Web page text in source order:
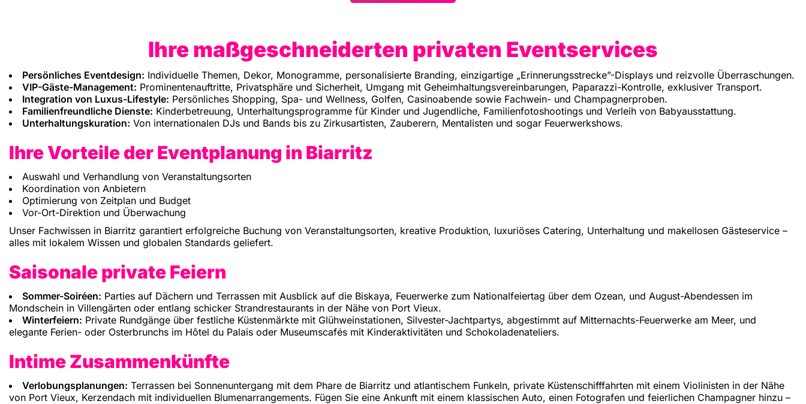
Ihre maßgeschneiderten privaten Eventservices
Persönliches Eventdesign: Individuelle Themen, Dekor, Monogramme, personalisierte Branding, einzigartige „Erinnerungsstrecke”-Displays und reizvolle Überraschungen.
VIP-Gäste-Management: Prominentenauftritte, Privatsphäre und Sicherheit, Umgang mit Geheimhaltungsvereinbarungen, Paparazzi-Kontrolle, exklusiver Transport.
Integration von Luxus-Lifestyle: Persönliches Shopping, Spa- und Wellness, Golfen, Casinoabende sowie Fachwein- und Champagnerproben.
Familienfreundliche Dienste: Kinderbetreuung, Unterhaltungsprogramme für Kinder und Jugendliche, Familienfotoshootings und Verleih von Babyausstattung.
Unterhaltungskuration: Von internationalen DJs und Bands bis zu Zirkusartisten, Zauberern, Mentalisten und sogar Feuerwerkshows.
Ihre Vorteile der Eventplanung in Biarritz
Auswahl und Verhandlung von Veranstaltungsorten
Koordination von Anbietern
Optimierung von Zeitplan und Budget
Vor-Ort-Direktion und Überwachung
Unser Fachwissen in Biarritz garantiert erfolgreiche Buchung von Veranstaltungsorten, kreative Produktion, luxuriöses Catering, Unterhaltung und makellosen Gästeservice –
alles mit lokalem Wissen und globalen Standards geliefert.
Saisonale private Feiern
Sommer-Soiréen: Parties auf Dächern und Terrassen mit Ausblick auf die Biskaya, Feuerwerke zum Nationalfeiertag über dem Ozean, und August-Abendessen im
Mondschein in Villengärten oder entlang schicker Strandrestaurants in der Nähe von Port Vieux.
Winterfeiern: Private Rundgänge über festliche Küstenmärkte mit Glühweinstationen, Silvester-Jachtpartys, abgestimmt auf Mitternachts-Feuerwerke am Meer, und
elegante Ferien- oder Osterbrunchs im Hôtel du Palais oder Museumscafés mit Kinderaktivitäten und Schokoladenateliers.
Intime Zusammenkünfte
Verlobungsplanungen: Terrassen bei Sonnenuntergang mit dem Phare de Biarritz und atlantischem Funkeln, private Küstenschifffahrten mit einem Violinisten in der Nähe
von Port Vieux, Kerzendach mit individuellen Blumenarrangements. Fügen Sie eine Ankunft mit einem klassischen Auto, einen Fotografen und feierlichen Champagner hinzu –